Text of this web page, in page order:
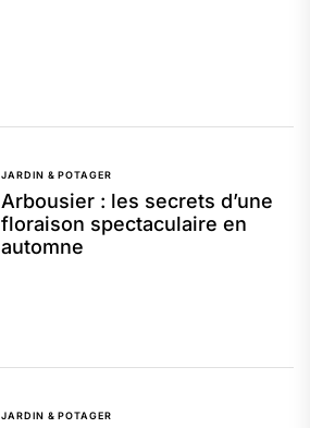
JARDIN & POTAGER
Arbousier : les secrets d’une
floraison spectaculaire en
automne
JARDIN & POTAGER